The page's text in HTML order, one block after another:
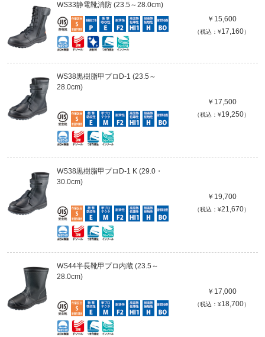
WS33静電靴消防 (23.5～28.0cm)
￥15,600
（税込：¥17,160）
WS38黒樹脂甲プロD-1 (23.5～
28.0cm)
￥17,500
（税込：¥19,250）
WS38黒樹脂甲プロD-1 K (29.0・
30.0cm)
￥19,700
（税込：¥21,670）
WS44半長靴甲プロ内蔵 (23.5～
28.0cm)
￥17,000
（税込：¥18,700）